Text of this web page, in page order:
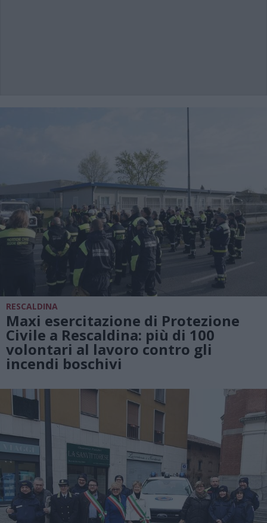
RESCALDINA
Maxi esercitazione di Protezione
Civile a Rescaldina: più di 100
volontari al lavoro contro gli
incendi boschivi